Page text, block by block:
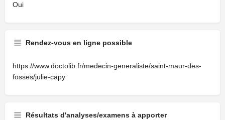
Oui
Rendez-vous en ligne possible
https://www.doctolib.fr/medecin-generaliste/saint-maur-des-
fosses/julie-capy
Résultats d'analyses/examens à apporter